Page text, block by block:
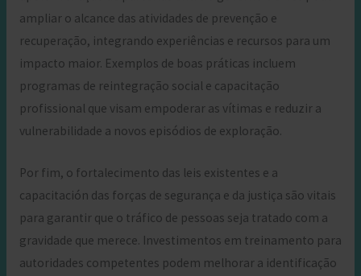
ampliar o alcance das atividades de prevenção e
recuperação, integrando experiências e recursos para um
impacto maior. Exemplos de boas práticas incluem
programas de reintegração social e capacitação
profissional que visam empoderar as vítimas e reduzir a
vulnerabilidade a novos episódios de exploração.
Por fim, o fortalecimento das leis existentes e a
capacitación das forças de segurança e da justiça são vitais
para garantir que o tráfico de pessoas seja tratado com a
gravidade que merece. Investimentos em treinamento para
autoridades competentes podem melhorar a identificação